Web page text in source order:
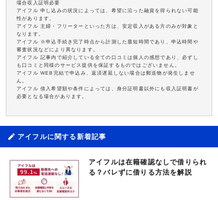
場合収入証明必要
アイフル 申し込みの状況によっては、希望に沿った融資を得られない可能
性があります。
アイフル 主婦・フリーターといった方は、安定収入がある方のみが対象と
なります。
アイフル ※申込手続き完了時点から計測した最短時間であり、申込時間や
審査状況などにより異なります。
アイフル 記事内で紹介している全ての口コミは個人の感想であり、必ずし
も口コミと同様のサービス提供を保証するものではございません。
アイフル WEB完結で申込み、返済遅延しない場合は郵送物が発生しませ
ん。
アイフル 借入希望額や条件によっては、身分証明書以外にも収入証明書が
必要となる場合があります。
アイフルに関する新着記事
アイフルは在籍確認なしで借りられ
る？バレずに借りる方法を解説